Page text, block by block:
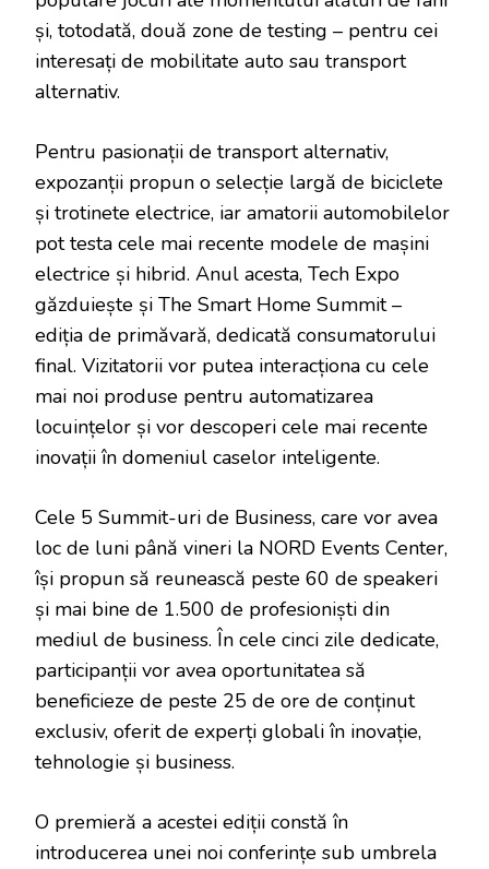
și, totodată, două zone de testing – pentru cei
interesați de mobilitate auto sau transport
alternativ.
Pentru pasionații de transport alternativ,
expozanții propun o selecție largă de biciclete
și trotinete electrice, iar amatorii automobilelor
pot testa cele mai recente modele de mașini
electrice și hibrid. Anul acesta, Tech Expo
găzduiește și The Smart Home Summit –
ediția de primăvară, dedicată consumatorului
final. Vizitatorii vor putea interacționa cu cele
mai noi produse pentru automatizarea
locuințelor și vor descoperi cele mai recente
inovații în domeniul caselor inteligente.
Cele 5 Summit-uri de Business, care vor avea
loc de luni până vineri la NORD Events Center,
își propun să reunească peste 60 de speakeri
și mai bine de 1.500 de profesioniști din
mediul de business. În cele cinci zile dedicate,
participanții vor avea oportunitatea să
beneficieze de peste 25 de ore de conținut
exclusiv, oferit de experți globali în inovație,
tehnologie și business.
O premieră a acestei ediții constă în
introducerea unei noi conferințe sub umbrela